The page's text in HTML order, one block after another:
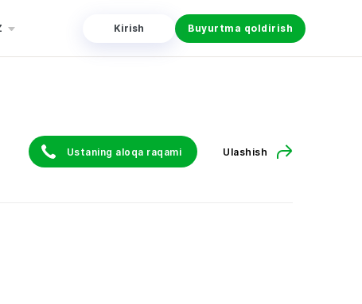
Kirish Buyurtma qoldirish
Ustaning aloqa raqami Ulashish